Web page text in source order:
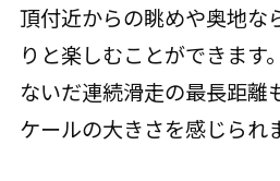
頂付近からの眺めや奥地な
りと楽しむことができます
ないだ連続滑走の最長距
ケールの大きさを感じられ